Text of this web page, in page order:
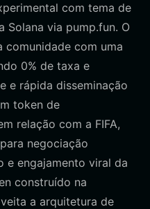
com tema de
Solana via pump.fun. O
comunidade com uma
0% de taxa e
e rápida disseminação
token de
relação com a FIFA,
negociação
e engajamento viral da
construído na
a arquitetura de